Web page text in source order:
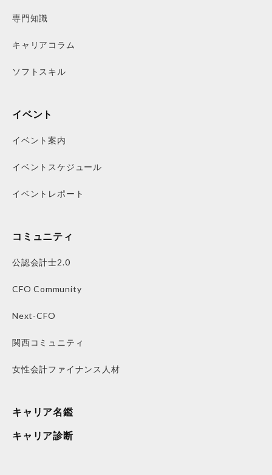
専門知識
キャリアコラム
ソフトスキル
イベント
イベント案内
イベントスケジュール
イベントレポート
コミュニティ
公認会計士2.0
CFO Community
Next-CFO
関西コミュニティ
女性会計ファイナンス人材
キャリア名鑑
キャリア診断